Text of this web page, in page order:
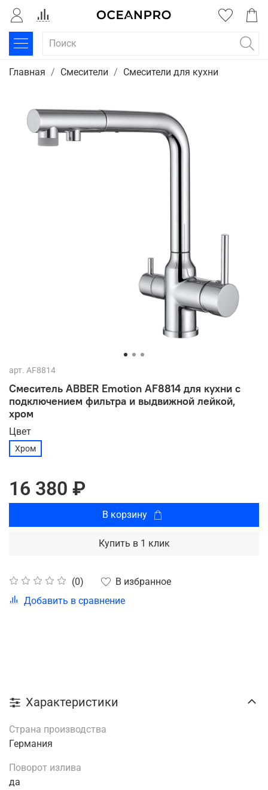
Главная Смесители Смесители для кухни
арт. AF8814
Смеситель ABBER Emotion AF8814 для кухни с
подключением фильтра и выдвижной лейкой,
хром
(0)
В избранное
Добавить в сравнение
Цвет
Хром
16 380 ₽
В корзину
Купить в 1 клик
Характеристики
Страна производства
Германия
Поворот излива
да